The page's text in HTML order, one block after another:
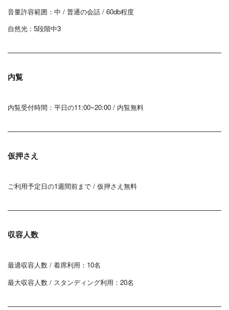
音量許容範囲：中 / 普通の会話 / 60db程度
自然光 : 5段階中3
内覧
内覧受付時間：平日の11:00~20:00 / 内覧無料
仮押さえ
ご利用予定日の1週間前まで / 仮押さえ無料
収容人数
最適収容人数 / 着席利用：10名
最大収容人数 / スタンディング利用：20名